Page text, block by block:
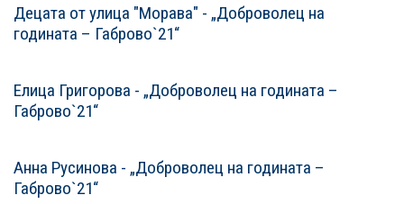
Децата от улица "Морава" - „Доброволец на
годината – Габрово`21“
Елица Григорова - „Доброволец на годината –
Габрово`21“
Анна Русинова - „Доброволец на годината –
Габрово`21“